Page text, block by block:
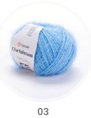
03